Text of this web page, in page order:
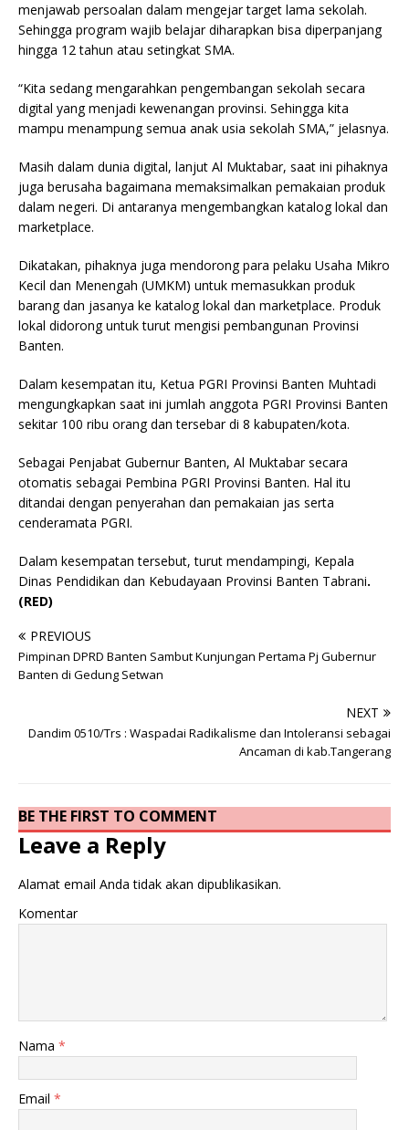
menjawab persoalan dalam mengejar target lama sekolah.
Sehingga program wajib belajar diharapkan bisa diperpanjang
hingga 12 tahun atau setingkat SMA.
“Kita sedang mengarahkan pengembangan sekolah secara
digital yang menjadi kewenangan provinsi. Sehingga kita
mampu menampung semua anak usia sekolah SMA,” jelasnya.
Masih dalam dunia digital, lanjut Al Muktabar, saat ini pihaknya
juga berusaha bagaimana memaksimalkan pemakaian produk
dalam negeri. Di antaranya mengembangkan katalog lokal dan
marketplace.
Dikatakan, pihaknya juga mendorong para pelaku Usaha Mikro
Kecil dan Menengah (UMKM) untuk memasukkan produk
barang dan jasanya ke katalog lokal dan marketplace. Produk
lokal didorong untuk turut mengisi pembangunan Provinsi
Banten.
Dalam kesempatan itu, Ketua PGRI Provinsi Banten Muhtadi
mengungkapkan saat ini jumlah anggota PGRI Provinsi Banten
sekitar 100 ribu orang dan tersebar di 8 kabupaten/kota.
Sebagai Penjabat Gubernur Banten, Al Muktabar secara
otomatis sebagai Pembina PGRI Provinsi Banten. Hal itu
ditandai dengan penyerahan dan pemakaian jas serta
cenderamata PGRI.
Dalam kesempatan tersebut, turut mendampingi, Kepala
Dinas Pendidikan dan Kebudayaan Provinsi Banten Tabrani.
(RED)
PREVIOUS
Pimpinan DPRD Banten Sambut Kunjungan Pertama Pj Gubernur
Banten di Gedung Setwan
NEXT
Dandim 0510/Trs : Waspadai Radikalisme dan Intoleransi sebagai
Ancaman di kab.Tangerang
BE THE FIRST TO COMMENT
Leave a Reply
Alamat email Anda tidak akan dipublikasikan.
Komentar
Nama *
Email *